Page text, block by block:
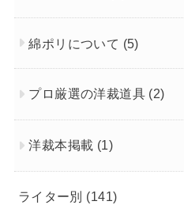
綿ポリについて (5)
プロ厳選の洋裁道具 (2)
洋裁本掲載 (1)
ライター別 (141)